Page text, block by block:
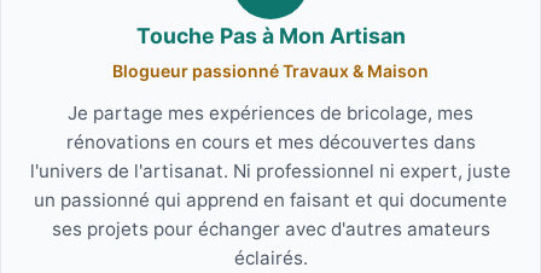
Touche Pas à Mon Artisan
Blogueur passionné Travaux & Maison
Je partage mes expériences de bricolage, mes
rénovations en cours et mes découvertes dans
l'univers de l'artisanat. Ni professionnel ni expert, juste
un passionné qui apprend en faisant et qui documente
ses projets pour échanger avec d'autres amateurs
éclairés.